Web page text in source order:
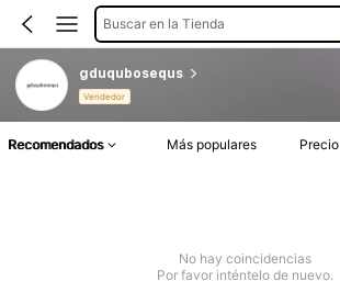
Buscar en la Tienda
gduqubosequs
Vendedor
Recomendados Más populares Precio
No hay coincidencias
Por favor inténtelo de nuevo.